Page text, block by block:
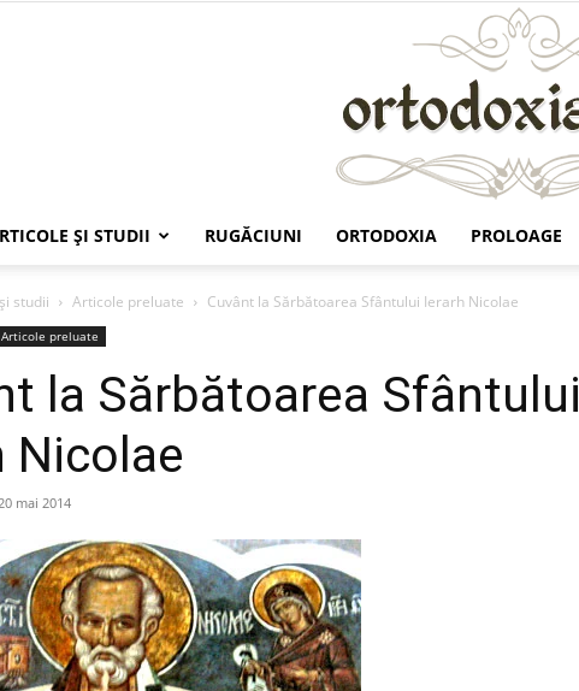
ŞI STUDII RUGĂCIUNI ORTODOXIA PROLOAGE
studii Articole preluate Cuvânt la Sărbătoarea Sfântului Ierarh Nicolae
Articole preluate
la Sărbătoarea Sfântului
Nicolae
mai 2014